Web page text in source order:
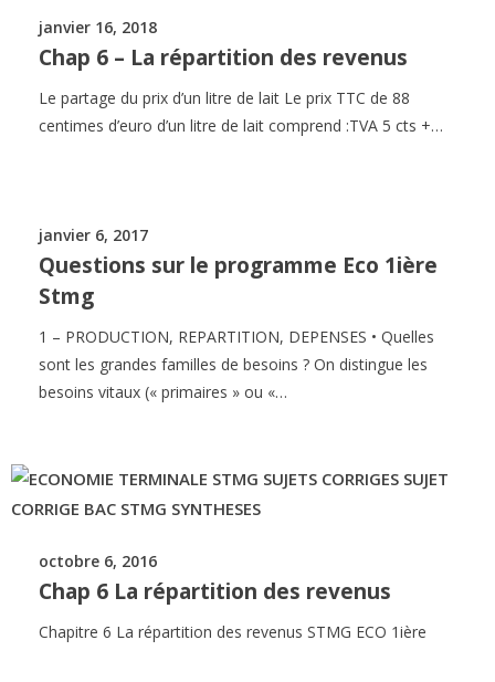
janvier 16, 2018
Chap 6 – La répartition des revenus
Le partage du prix d’un litre de lait Le prix TTC de 88
centimes d’euro d’un litre de lait comprend :TVA 5 cts +…
janvier 6, 2017
Questions sur le programme Eco 1ière
Stmg
1 – PRODUCTION, REPARTITION, DEPENSES • Quelles
sont les grandes familles de besoins ? On distingue les
besoins vitaux (« primaires » ou «…
octobre 6, 2016
Chap 6 La répartition des revenus
Chapitre 6 La répartition des revenus STMG ECO 1ière